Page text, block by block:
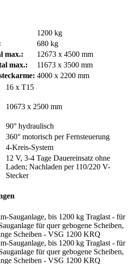
1200 kg
680 kg
max.:
12673 x 4500 mm
max.:
11673 x 3500 mm
4000 x 2200 mm
16 x T15
10673 x 2500 mm
90° hydraulisch
360° motorisch per Fernsteuerung
4-Kreis-System
12 V, 3-4 Tage Dauereinsatz ohne
Laden; Nachladen per 110/220 V-
Stecker